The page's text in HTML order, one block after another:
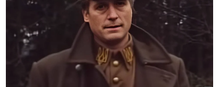
untuk meningkatkan kualiti permainan serta
saingan liga selepas timbul keperluan akibat
perubahan kalendar Liga Malaysia (Liga-M)
yang menyebabkan perlawanan
berlangsung semasa musim hujan.
“KBS minta semua negeri ambil serius, kalau